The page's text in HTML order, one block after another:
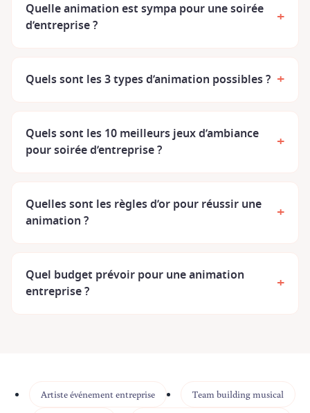
Quelle animation est sympa pour une soirée
d’entreprise ?
+
Quels sont les 3 types d’animation possibles ? +
Quels sont les 10 meilleurs jeux d’ambiance
pour soirée d’entreprise ?
+
Quelles sont les règles d’or pour réussir une
animation ?
+
Quel budget prévoir pour une animation
entreprise ?
+
Artiste événement entreprise Team building musical